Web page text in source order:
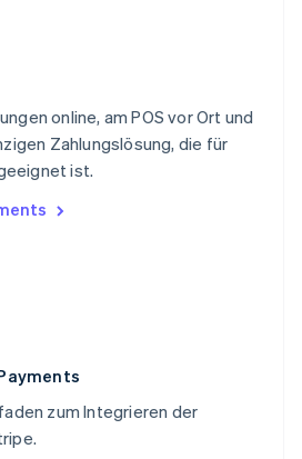
online, am POS vor Ort und
Zahlungslösung, die für
ist.
zum Integrieren der